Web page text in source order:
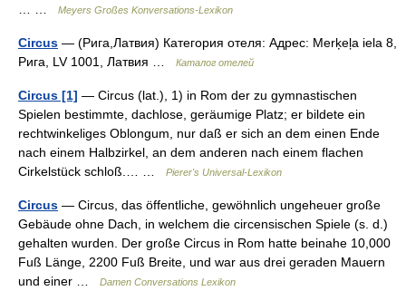
Meyers Großes Konversations-Lexikon
Circus — (Рига,Латвия) Категория отеля: Адрес: Merķeļa iela 8,
Рига, LV 1001, Латвия …
Каталог отелей
Circus [1] — Circus (lat.), 1) in Rom der zu gymnastischen
Spielen bestimmte, dachlose, geräumige Platz; er bildete ein
rechtwinkeliges Oblongum, nur daß er sich an dem einen Ende
nach einem Halbzirkel, an dem anderen nach einem flachen
Cirkelstück schloß.… …
Pierer's Universal-Lexikon
Circus — Circus, das öffentliche, gewöhnlich ungeheuer große
Gebäude ohne Dach, in welchem die circensischen Spiele (s. d.)
gehalten wurden. Der große Circus in Rom hatte beinahe 10,000
Fuß Länge, 2200 Fuß Breite, und war aus drei geraden Mauern
und einer …
Damen Conversations Lexikon